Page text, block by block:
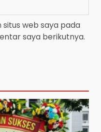
situs web saya pada
saya berikutnya.